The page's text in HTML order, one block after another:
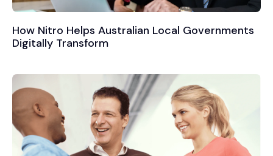
How Nitro Helps Australian Local Governments
Digitally Transform